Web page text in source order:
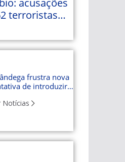
acusações
terroristas
frustra nova
de introduzir
Notícias